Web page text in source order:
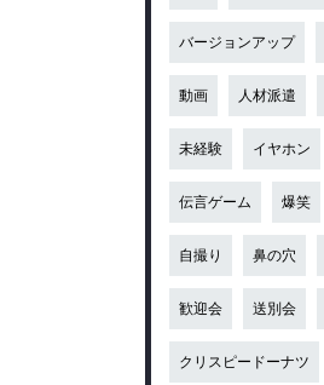
バージョンアップ
動画 人材派遣
未経験 イヤホン
伝言ゲーム 爆笑
自撮り 鼻の穴
歓迎会 送別会
クリスピードーナツ